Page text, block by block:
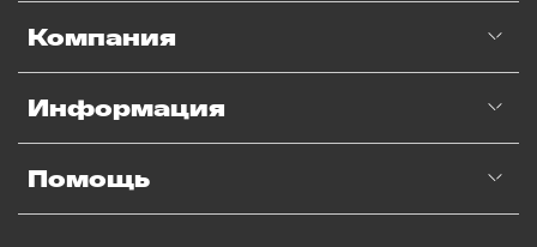
Компания
Информация
Помощь